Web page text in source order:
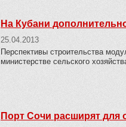
На Кубани
25.04.2013
Перспективы строительства
министерстве сельского
Порт Сочи расширят для